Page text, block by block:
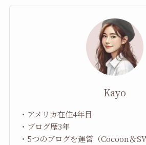
Kayo
・アメリカ在住4年目
・ブログ歴3年
・5つのブログを運営（Cocoon＆